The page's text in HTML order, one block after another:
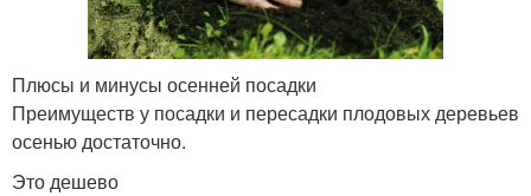
Плюсы и минусы осенней посадки
Преимуществ у посадки и пересадки плодовых деревьев
осенью достаточно.
Это дешево